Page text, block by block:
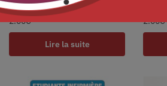
2.00€
Lire la suite
2.00€